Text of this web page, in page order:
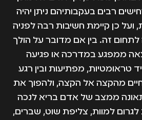
רבים בעקבותיהם ניתן יהיה
ועל כן קיימת חשיבות רבה לפניה
זה. בין אם מדובר על הולך
ממפגע במדרכה או פגיעה
טראומטיות, מפתיעות ובין רגע
מהקצה אל הקצה, ולהפוך את
ממצב של אדם בריא לנכה
לגרום למוות, צליפת שוט, שברים,